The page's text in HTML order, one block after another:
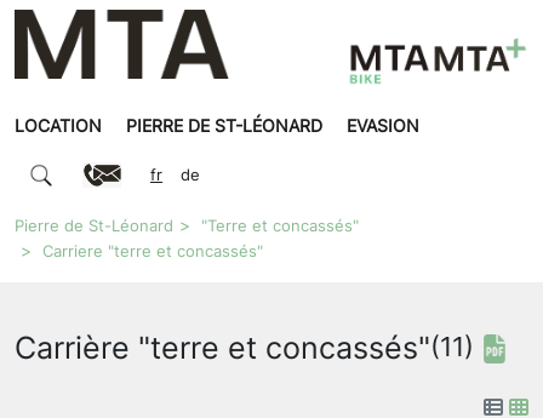
LOCATION PIERRE DE ST-LÉONARD EVASION
fr de
Pierre de St-Léonard
"Terre et concassés"
Carriere "terre et concassés"
Carrière "terre et concassés"(11)